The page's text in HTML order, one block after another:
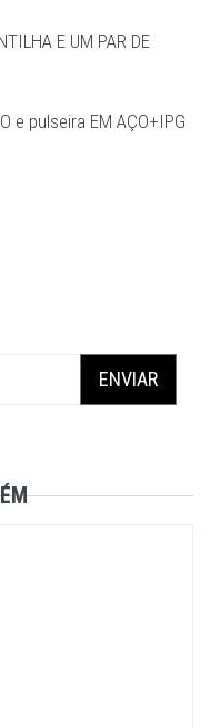
E UM PAR DE
e pulseira EM AÇO+IPG
ENVIAR